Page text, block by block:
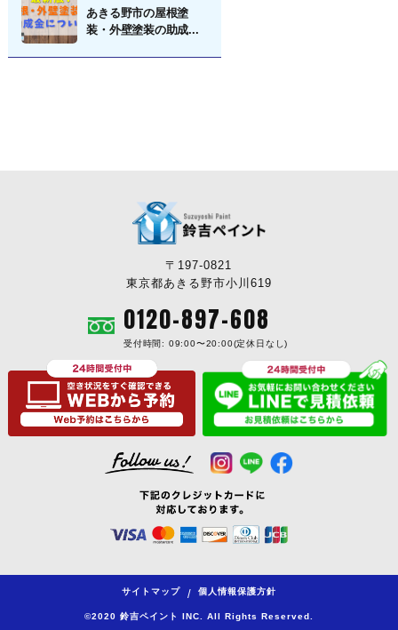
あきる野市の屋根塗
装・外壁塗装の助成...
〒197-0821
東京都あきる野市小川619
0120-897-608
受付時間: 09:00〜20:00(定休日なし)
サイトマップ / 個人情報保護方針
©2020 鈴吉ペイント INC. All Rights Reserved.